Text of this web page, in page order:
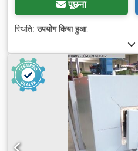
पूछना
स्थिति:उपयोग किया हुआ,